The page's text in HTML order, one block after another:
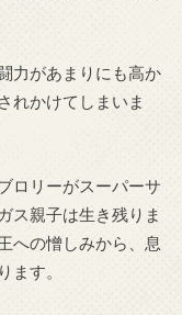
力があまりにも高か
れかけてしまいま
ロリーがスーパーサ
ス親子は生き残りま
への憎しみから、息
ます。